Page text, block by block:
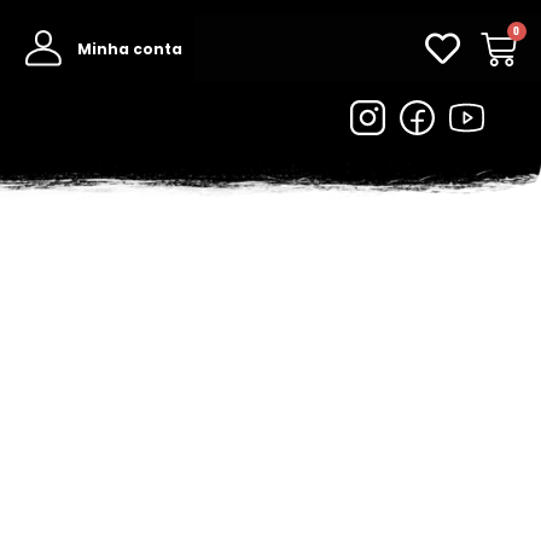
Minha conta
0